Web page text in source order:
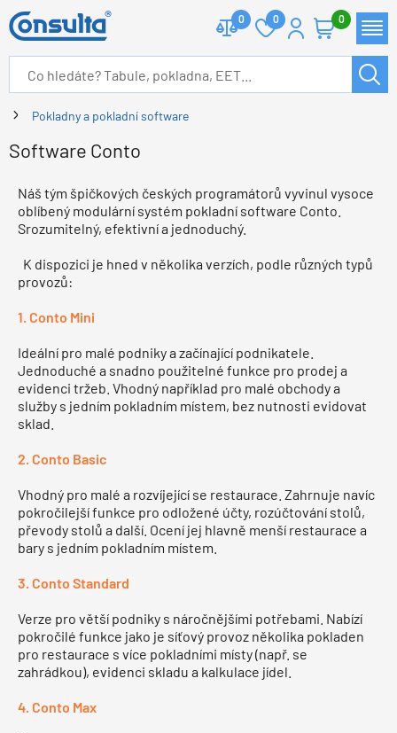
0 0 0
Pokladny a pokladní software
Software Conto
Náš tým špičkových českých programátorů vyvinul vysoce
oblíbený modulární systém pokladní software Conto.
Srozumitelný, efektivní a jednoduchý.
K dispozici je hned v několika verzích, podle různých typů
provozů:
1. Conto Mini
Ideální pro malé podniky a začínající podnikatele.
Jednoduché a snadno použitelné funkce pro prodej a
evidenci tržeb. Vhodný například pro malé obchody a
služby s jedním pokladním místem, bez nutnosti evidovat
sklad.
2. Conto Basic
Vhodný pro malé a rozvíjející se restaurace. Zahrnuje navíc
pokročilejší funkce pro odložené účty, rozúčtování stolů,
převody stolů a další. Ocení jej hlavně menší restaurace a
bary s jedním pokladním místem.
3. Conto Standard
Verze pro větší podniky s náročnějšími potřebami. Nabízí
pokročilé funkce jako je síťový provoz několika pokladen
pro restaurace s více pokladními místy (např. se
zahrádkou), evidenci skladu a kalkulace jídel.
4. Conto Max